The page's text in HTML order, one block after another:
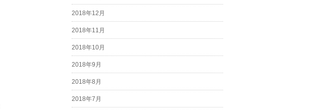
2018年12月
2018年11月
2018年10月
2018年9月
2018年8月
2018年7月